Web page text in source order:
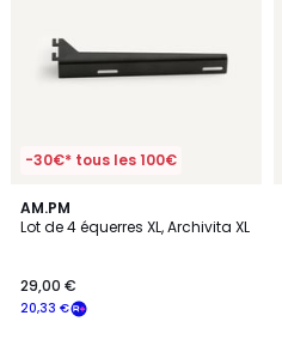
-30€* tous les 100€
AM.PM
Lot de 4 équerres XL, Archivita XL
20,33 €
29,00 €
4,6
/ 5